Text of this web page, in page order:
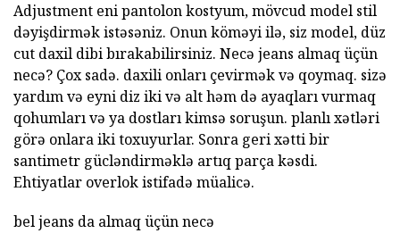
Adjustment eni pantolon kostyum, mövcud model stil
dəyişdirmək istəsəniz. Onun köməyi ilə, siz model, düz
cut daxil dibi bırakabilirsiniz. Necə jeans almaq üçün
necə? Çox sadə. daxili onları çevirmək və qoymaq. sizə
yardım və eyni diz iki və alt həm də ayaqları vurmaq
qohumları və ya dostları kimsə soruşun. planlı xətləri
görə onlara iki toxuyurlar. Sonra geri xətti bir
santimetr gücləndirməklə artıq parça kəsdi.
Ehtiyatlar overlok istifadə müalicə.
bel jeans da almaq üçün necə